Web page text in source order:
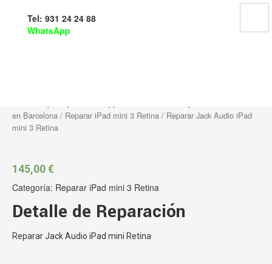
Tel: 931 24 24 88
WhatsApp
Reparar Jack Audio iPad mini 3
en Barcelona / Reparar iPad mini 3 Retina / Reparar Jack Audio iPad
mini 3 Retina
145,00€
Categoría: Reparar iPad mini 3 Retina
Detalle de Reparación
Reparar Jack Audio iPad mini Retina